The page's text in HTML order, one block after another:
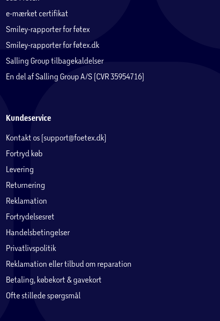
e-mærket certifikat
Smiley-rapporter for føtex
Smiley-rapporter for føtex.dk
Salling Group tilbagekaldelser
En del af Salling Group A/S (CVR 35954716)
Kundeservice
Kontakt os (support@foetex.dk)
Fortryd køb
Levering
Returnering
Reklamation
Fortrydelsesret
Handelsbetingelser
Privatlivspolitik
Reklamation eller tilbud om reparation
Betaling, købekort & gavekort
Ofte stillede spørgsmål